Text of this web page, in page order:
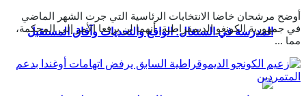
المدرسة في السنغال: الواقع والتحديات وآفاق المستقبل
أوضح مرشحان خاضا الانتخابات الرئاسية التي جرت الشهر الماضي
في جمهورية الكونغو الديمقراطية، أنهما لن يرفعا الأمر إلى المحكمة،
مما ...